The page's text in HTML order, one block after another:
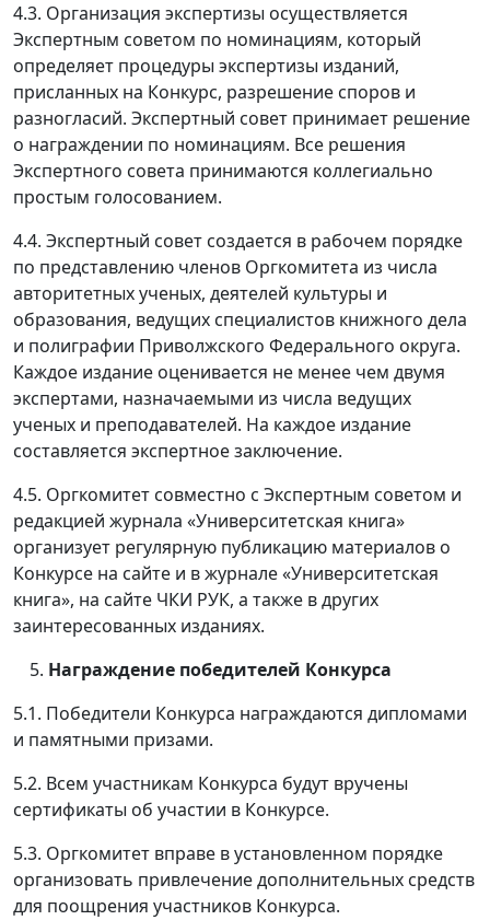
4.3. Организация экспертизы осуществляется
Экспертным советом по номинациям, который
определяет процедуры экспертизы изданий,
присланных на Конкурс, разрешение споров и
разногласий. Экспертный совет принимает решение
о награждении по номинациям. Все решения
Экспертного совета принимаются коллегиально
простым голосованием.
4.4. Экспертный совет создается в рабочем порядке
по представлению членов Оргкомитета из числа
авторитетных ученых, деятелей культуры и
образования, ведущих специалистов книжного дела
и полиграфии Приволжского Федерального округа.
Каждое издание оценивается не менее чем двумя
экспертами, назначаемыми из числа ведущих
ученых и преподавателей. На каждое издание
составляется экспертное заключение.
4.5. Оргкомитет совместно с Экспертным советом и
редакцией журнала «Университетская книга»
организует регулярную публикацию материалов о
Конкурсе на сайте и в журнале «Университетская
книга», на сайте ЧКИ РУК, а также в других
заинтересованных изданиях.
Награждение победителей Конкурса
5.1. Победители Конкурса награждаются дипломами
и памятными призами.
5.2. Всем участникам Конкурса будут вручены
сертификаты об участии в Конкурсе.
5.3. Оргкомитет вправе в установленном порядке
организовать привлечение дополнительных средств
для поощрения участников Конкурса.